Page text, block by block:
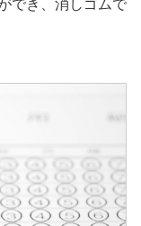
でき、消しゴムで